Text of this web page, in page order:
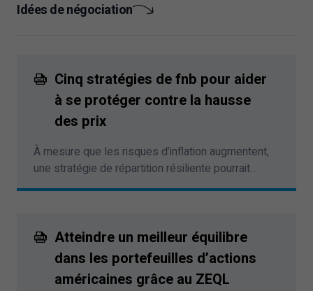
Idées de négociation
Cinq stratégies de fnb pour aider
à se protéger contre la hausse
des prix
À mesure que les risques d’inflation augmentent,
une stratégie de répartition résiliente pourrait
nécessiter plus que des actions et des
risque.Atteindre un meilleur équilibre
dans les portefeuilles d’actions
américaines grâce au ZEQL